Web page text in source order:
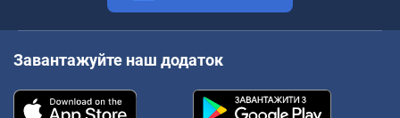
Завантажуйте наш додаток